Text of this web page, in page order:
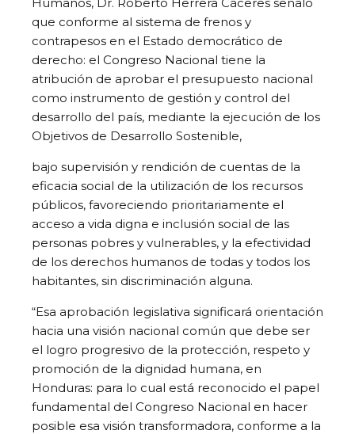
que conforme al sistema de frenos y
contrapesos en el Estado democrático de
derecho: el Congreso Nacional tiene la
atribución de aprobar el presupuesto nacional
como instrumento de gestión y control del
desarrollo del país, mediante la ejecución de los
Objetivos de Desarrollo Sostenible,
bajo supervisión y rendición de cuentas de la
eficacia social de la utilización de los recursos
públicos, favoreciendo prioritariamente el
acceso a vida digna e inclusión social de las
personas pobres y vulnerables, y la efectividad
de los derechos humanos de todas y todos los
habitantes, sin discriminación alguna.
“Esa aprobación legislativa significará orientación
hacia una visión nacional común que debe ser
el logro progresivo de la protección, respeto y
promoción de la dignidad humana, en
Honduras: para lo cual está reconocido el papel
fundamental del Congreso Nacional en hacer
posible esa visión transformadora, conforme a la